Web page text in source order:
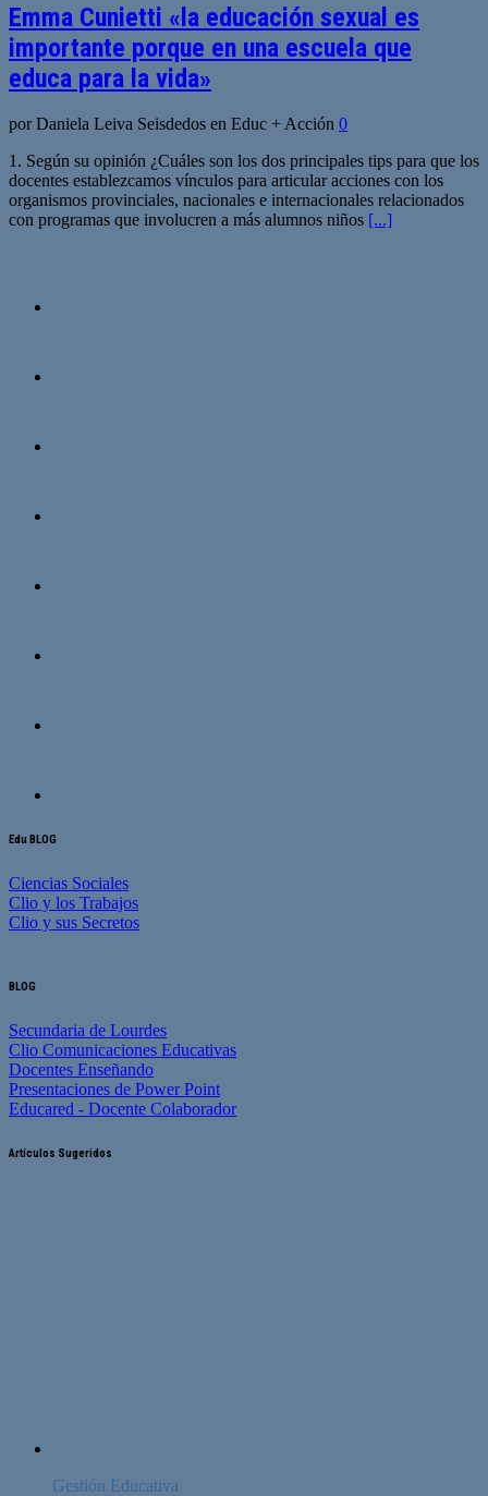
Emma Cunietti «la educación sexual es
importante porque en una escuela que
educa para la vida»
por Daniela Leiva Seisdedos en Educ + Acción 0
1. Según su opinión ¿Cuáles son los dos principales tips para que los
docentes establezcamos vínculos para articular acciones con los
organismos provinciales, nacionales e internacionales relacionados
con programas que involucren a más alumnos niños [...]
Edu BLOG
Ciencias Sociales
Clio y los Trabajos
Clio y sus Secretos
BLOG
Secundaria de Lourdes
Clio Comunicaciones Educativas
Docentes Enseñando
Presentaciones de Power Point
Educared - Docente Colaborador
Artículos Sugeridos
Gestión Educativa